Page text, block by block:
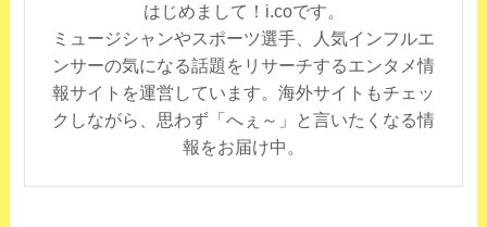
はじめまして！i.coです。
ミュージシャンやスポーツ選手、人気インフルエ
ンサーの気になる話題をリサーチするエンタメ情
報サイトを運営しています。海外サイトもチェッ
クしながら、思わず「へぇ～」と言いたくなる情
報をお届け中。